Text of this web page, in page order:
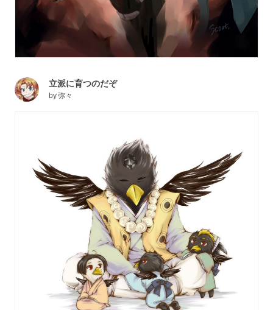
立派に育つのだぞ
by弥々